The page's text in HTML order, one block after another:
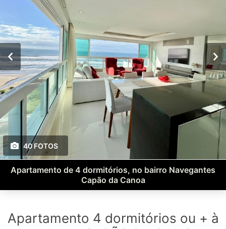
40 FOTOS
Apartamento de 4 dormitórios, no bairro Navegantes
Capão da Canoa
Apartamento 4 dormitórios ou + à